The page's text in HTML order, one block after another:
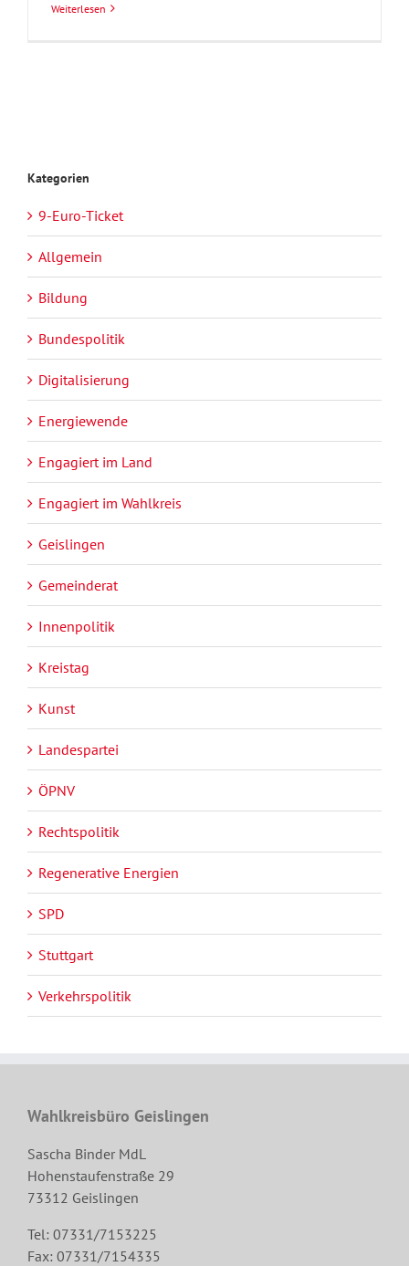
Weiterlesen
Kategorien
9-Euro-Ticket
Allgemein
Bildung
Bundespolitik
Digitalisierung
Energiewende
Engagiert im Land
Engagiert im Wahlkreis
Geislingen
Gemeinderat
Innenpolitik
Kreistag
Kunst
Landespartei
ÖPNV
Rechtspolitik
Regenerative Energien
SPD
Stuttgart
Verkehrspolitik
Wahlkreisbüro Geislingen
Sascha Binder MdL
Hohenstaufenstraße 29
73312 Geislingen
Tel: 07331/7153225
Fax: 07331/7154335